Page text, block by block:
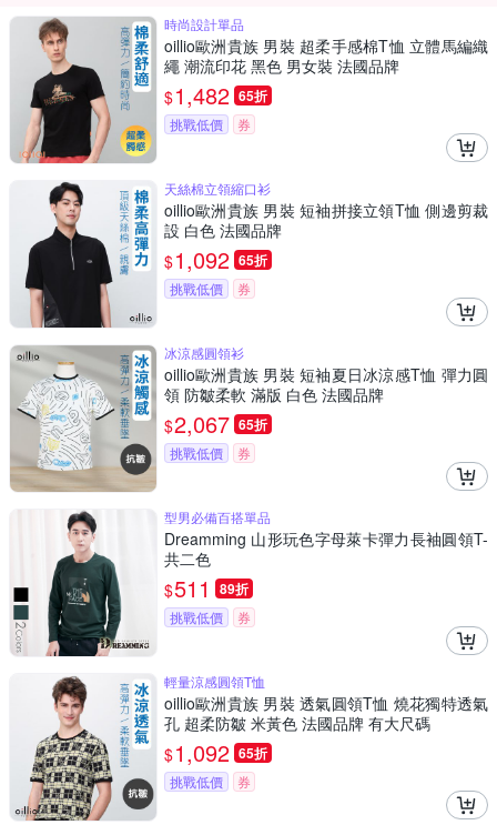
時尚設計單品
oillio歐洲貴族 男裝 超柔手感棉T恤 立體馬編織
繩 潮流印花 黑色 男女裝 法國品牌
$1,482 65折
挑戰低價 券
天絲棉立領縮口衫
oillio歐洲貴族 男裝 短袖拼接立領T恤 側邊剪裁
設 白色 法國品牌
$1,092 65折
挑戰低價 券
冰涼感圓領衫
oillio歐洲貴族 男裝 短袖夏日冰涼感T恤 彈力圓
領 防皺柔軟 滿版 白色 法國品牌
$2,067 65折
挑戰低價 券
型男必備百搭單品
Dreamming 山形玩色字母萊卡彈力長袖圓領T-
共二色
$511 89折
挑戰低價 券
輕量涼感圓領T恤
oillio歐洲貴族 男裝 透氣圓領T恤 燒花獨特透氣
孔 超柔防皺 米黃色 法國品牌 有大尺碼
$1,092 65折
挑戰低價 券